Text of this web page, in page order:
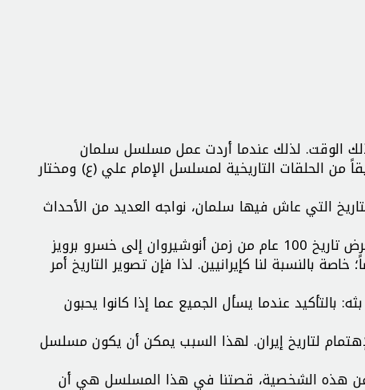
الوقت. لذلك عندما أردت عمل مسلسل سلمان
من الحلقات التاريخية لمسلسل الإمام علي (ع) ومختار
التي عاش فيها سلمان، نواجه العديد من الأحداث
لهذا السبب جذبني إنتاج مسلسل سلمان الفارسي كثيراً. عندما نستعرض تاريخ 100 عام من زمن أنوشيروان إلى خسرو برويز
بالنسبة لنا كإيرانيين. لذا فإن تصوير التاريخ أمر
عندما يسأل الجميع عما إذا كانوا يحبون
لتاريخ إيران. لهذا السبب يمكن أن يكون مسلسل
عن هذه الشخصية، قصتنا في هذا المسلسل هي أن